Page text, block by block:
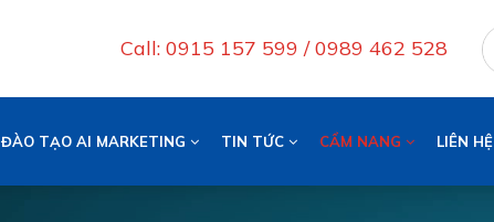
Call: 0915 157 599 / 0989 462 528
ĐÀO TẠO AI MARKETING TIN TỨC CẨM NANG LIÊN HỆ